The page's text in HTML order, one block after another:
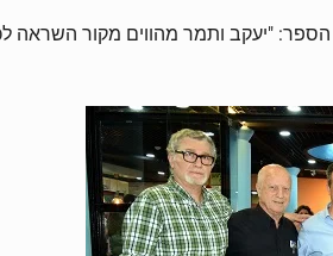
"יעקב ותמר מהווים מקור השראה